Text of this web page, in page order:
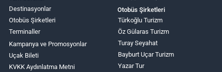
Destinasyonlar
Otobüs Şirketleri
Terminaller
Kampanya ve Promosyonlar
Uçak Bileti
KVKK Aydınlatma Metni
Otobüs Şirketleri
Türkoğlu Turizm
Öz Gülaras Turizm
Turay Seyahat
Bayburt Uçar Turizm
Yazar Tur